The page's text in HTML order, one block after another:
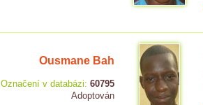
Ousmane Bah
Označení v databázi: 60795
Adoptován